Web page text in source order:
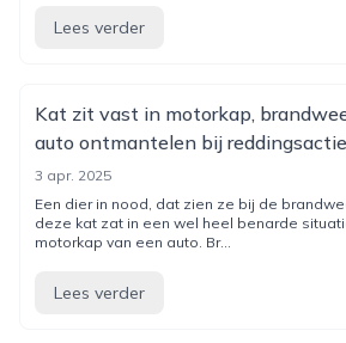
Lees verder
Kat zit vast in motorkap,
auto ontmantelen bij reddingsactie
3 apr. 2025
Een dier in nood, dat zien ze bij de
deze kat zat in een wel heel benarde
motorkap van een auto. Br...
Lees verder